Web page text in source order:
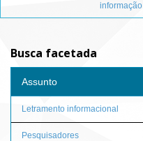
informação
Busca facetada
Assunto
Letramento informacional
Pesquisadores